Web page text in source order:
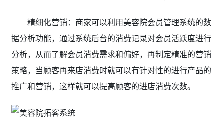
精细化营销：商家可以利用美容院会员管理系统的数
据分析功能，通过系统后台的消费记录对会员活跃度进行
分析，从而了解会员消费需求和偏好，再制定精准的营销
策略，当顾客再来店消费时就可以有针对性的进行产品的
推广和营销，这样就可以提高顾客的进店消费次数。